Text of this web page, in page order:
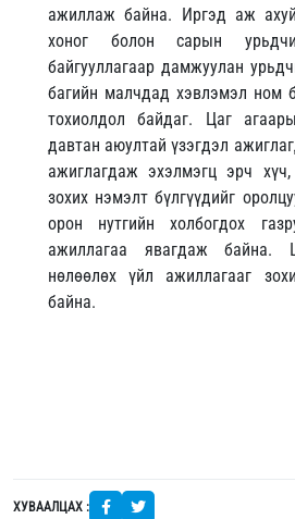
ажиллаж байна. Иргэд аж
хоног болон сарын
байгууллагаар дамжуулан
багийн малчдад хэвлэмэл ном
тохиолдол байдаг. Цаг
давтан аюултай үзэгдэл
ажиглагдаж эхэлмэгц эрч хүч,
зохих нэмэлт бүлгүүдийг
орон нутгийн холбогдох
ажиллагаа явагдаж байна.
нөлөөлөх үйл ажиллагааг
байна.
ХУВААЛЦАХ :